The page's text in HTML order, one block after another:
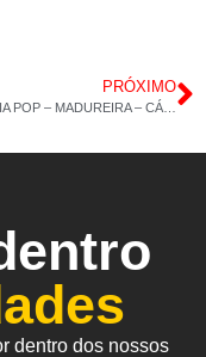
PRÓXIMO
DROGARIA POP – MADUREIRA – CÁLCIO 600 – ÔMEGA 3 – 03/01/2022 – 13H24M
dentro dos nossos